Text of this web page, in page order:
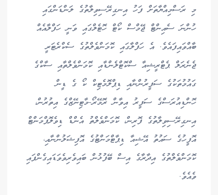
މި ރަސްމިއްޔާތަށް ފަހު އިނގިރޭސިވިލާތުގެ ލަންޑަންގައި
ހުންނަ ސެއިންޓް ޖޭމްސް ކޯޓް ހޮޓެލްގައި ވަނީ ހަފްލާއެއް
ބާއްވައިފައެވެ. އެ ހަފްލާގައި ކޮމަންވެލްތުގެ ސެކްރެޓަރީ
ޖެނެރަލް ޕެޓްރީޝިއާ ސްކޮޓްލެންޑާއި ކޮމަންވެލްތާއި ސާކްގެ
ގައުމުތަކުގެ ސަފީރުންނާއި ޑިޕްލޮމެޓިކް ކޯ ގެ ޑީން
ހޮންޑިއުރަސްގެ ސަފީރު އިވާން ރޮމޭރޯ-މާޓިނޭޒްގެ އިތުރުން،
އިނގިރޭސިވިލާތުގެ ފޮރިން، ކޮމަންވެލްތު އެންޑް ޑިވެލޮޕްމަންޓް
އޮފީހުގެ ސައުތު އޭޝިއާ ޑިޕާޓްމަންޓުގެ އޮފިޝަލުންނާއި،
ކޮމަންވެލްތުގެ އިދާރާގެ އިސް ބޭފުޅުން ބައިވެރިވެވަޑައިގެންފައި
ވެއެވެ.